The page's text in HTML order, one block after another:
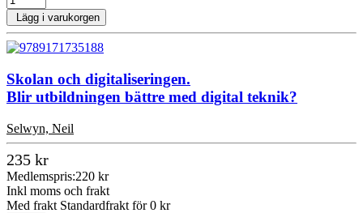
Lägg i varukorgen
Skolan och digitaliseringen.
Blir utbildningen bättre med digital teknik?
Selwyn, Neil
235 kr
Medlemspris:220 kr
Inkl moms och frakt
Med frakt Standardfrakt för 0 kr